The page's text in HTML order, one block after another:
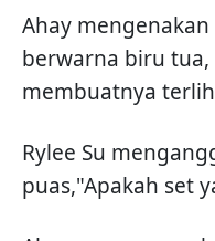
Ahay
berwarna biru
membuatnya
Rylee Su
puas,"Apakah set